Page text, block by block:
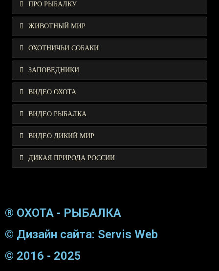
ПРО РЫБАЛКУ
ЖИВОТНЫЙ МИР
ОХОТНИЧЬИ СОБАКИ
ЗАПОВЕДНИКИ
ВИДЕО ОХОТА
ВИДЕО РЫБАЛКА
ВИДЕО ДИКИЙ МИР
ДИКАЯ ПРИРОДА РОССИИ
® ОХОТА - РЫБАЛКА
© Дизайн сайта: Servis Web
© 2016 - 2025